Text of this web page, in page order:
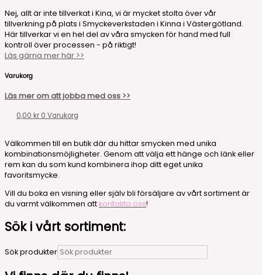
Nej, allt är inte tillverkat i Kina, vi är mycket stolta över vår
tillverkning på plats i Smyckeverkstaden i Kinna i Västergötland.
Här tillverkar vi en hel del av våra smycken för hand med full
kontroll över processen - på riktigt!
Läs gärna mer här >>
Varukorg
Läs mer om att jobba med oss >>
0,00 kr 0 Varukorg
Välkommen till en butik där du hittar smycken med unika
kombinationsmöjligheter. Genom att välja ett hänge och länk eller
rem kan du som kund kombinera ihop ditt eget unika
favoritsmycke.
Vill du boka en visning eller själv bli försäljare av vårt sortiment är
du varmt välkommen att kontakta oss!
Sök i vårt sortiment:
Sök produkter